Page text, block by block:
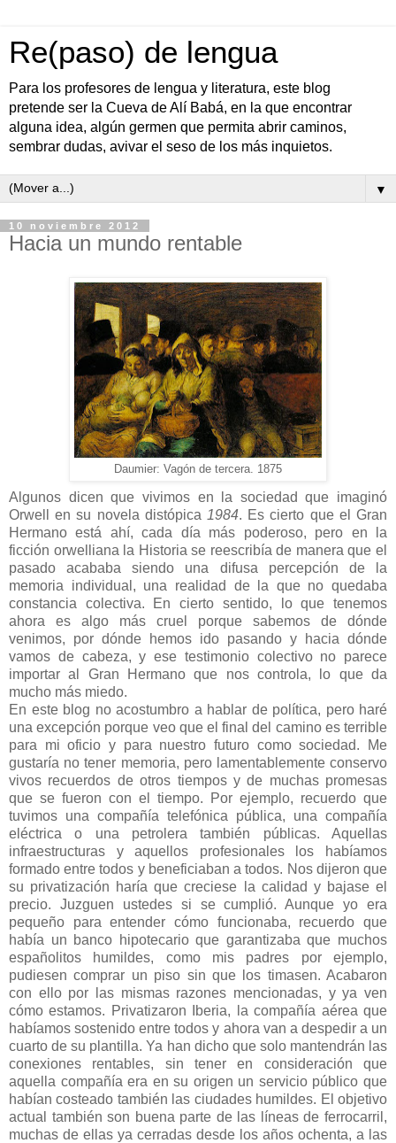
Re(paso) de lengua
Para los profesores de lengua y literatura, este blog
pretende ser la Cueva de Alí Babá, en la que encontrar
alguna idea, algún germen que permita abrir caminos,
sembrar dudas, avivar el seso de los más inquietos.
▼
10 noviembre 2012
Hacia un mundo rentable
Daumier: Vagón de tercera. 1875
Algunos dicen que vivimos en la sociedad que imaginó
Orwell en su novela distópica 1984. Es cierto que el Gran
Hermano está ahí, cada día más poderoso, pero en la
ficción orwelliana la Historia se reescribía de manera que el
pasado acababa siendo una difusa percepción de la
memoria individual, una realidad de la que no quedaba
constancia colectiva. En cierto sentido, lo que tenemos
ahora es algo más cruel porque sabemos de dónde
venimos, por dónde hemos ido pasando y hacia dónde
vamos de cabeza, y ese testimonio colectivo no parece
importar al Gran Hermano que nos controla, lo que da
mucho más miedo.
En este blog no acostumbro a hablar de política, pero haré
una excepción porque veo que el final del camino es terrible
para mi oficio y para nuestro futuro como sociedad. Me
gustaría no tener memoria, pero lamentablemente conservo
vivos recuerdos de otros tiempos y de muchas promesas
que se fueron con el tiempo. Por ejemplo, recuerdo que
tuvimos una compañía telefónica pública, una compañía
eléctrica o una petrolera también públicas. Aquellas
infraestructuras y aquellos profesionales los habíamos
formado entre todos y beneficiaban a todos. Nos dijeron que
su privatización haría que creciese la calidad y bajase el
precio. Juzguen ustedes si se cumplió. Aunque yo era
pequeño para entender cómo funcionaba, recuerdo que
había un banco hipotecario que garantizaba que muchos
españolitos humildes, como mis padres por ejemplo,
pudiesen comprar un piso sin que los timasen. Acabaron
con ello por las mismas razones mencionadas, y ya ven
cómo estamos. Privatizaron Iberia, la compañía aérea que
habíamos sostenido entre todos y ahora van a despedir a un
cuarto de su plantilla. Ya han dicho que solo mantendrán las
conexiones rentables, sin tener en consideración que
aquella compañía era en su origen un servicio público que
habían costeado también las ciudades humildes. El objetivo
actual también son buena parte de las líneas de ferrocarril,
muchas de ellas ya cerradas desde los años ochenta, a las